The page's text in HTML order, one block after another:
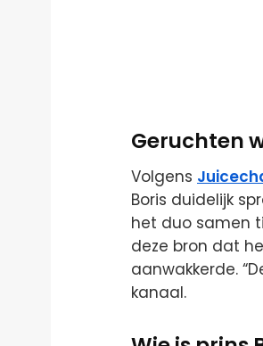
Geruchten
Volgens
Boris duidelijk
het duo samen
deze bron dat
aanwakkerde.
kanaal.